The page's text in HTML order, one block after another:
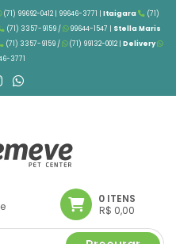
(71) 99692-0412 | 99646-3771 | Itaigara
(71)
(71) 3357-9159 / 99644-1547 | Stella Maris
(71) 3357-9159 / (71) 99132-0012 | Delivery
3771
0 ITENS
R$ 0,00